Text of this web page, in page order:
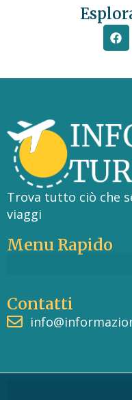
Trova tutto ciò che
viaggi
Menu Rapido
Contatti